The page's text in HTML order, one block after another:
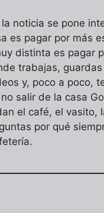
noticia se pone
es pagar por más
distinta es pagar
trabajas,
y, poco a poco,
salir de la casa
el café, el vasito,
por qué